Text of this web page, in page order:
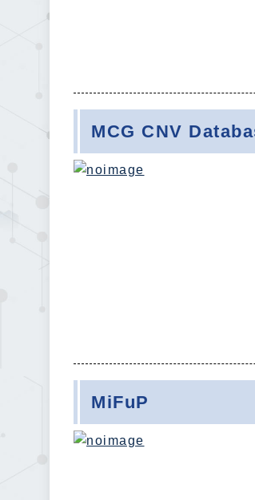
MCG CNV
MiFuP